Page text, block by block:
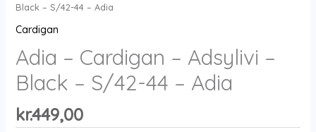
Black – S/42-44 – Adia
Cardigan
Adia – Cardigan – Adsylivi –
Black – S/42-44 – Adia
kr.449,00